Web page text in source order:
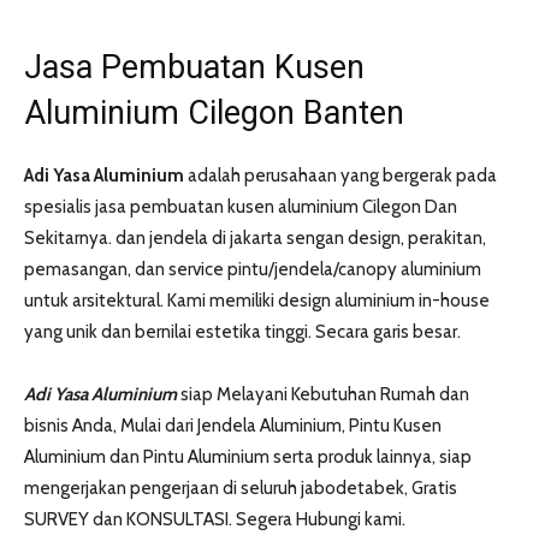
Jasa Pembuatan Kusen
Aluminium Cilegon Banten
Adi Yasa Aluminium adalah perusahaan yang bergerak pada
spesialis jasa pembuatan kusen aluminium Cilegon Dan
Sekitarnya. dan jendela di jakarta sengan design, perakitan,
pemasangan, dan service pintu/jendela/canopy aluminium
untuk arsitektural. Kami memiliki design aluminium in-house
yang unik dan bernilai estetika tinggi. Secara garis besar.
Adi Yasa Aluminiumsiap Melayani Kebutuhan Rumah dan
bisnis Anda, Mulai dari Jendela Aluminium, Pintu Kusen
Aluminium dan Pintu Aluminium serta produk lainnya, siap
mengerjakan pengerjaan di seluruh jabodetabek, Gratis
SURVEY dan KONSULTASI. Segera Hubungi kami.